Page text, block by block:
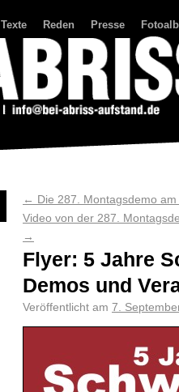
Texte Reden Presse
← Die 287. Montagsdemo
Video von der 287.
→
Flyer: 5 Jahre
Demos und
Veröffentlicht am 7.